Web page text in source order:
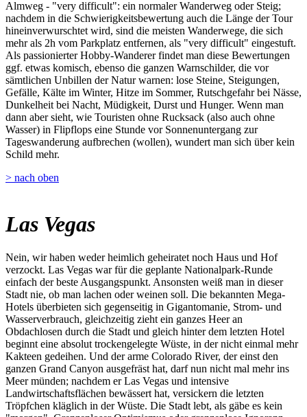
Almweg - "very difficult": ein normaler Wanderweg oder Steig;
nachdem in die Schwierigkeitsbewertung auch die Länge der Tour
hineinverwurschtet wird, sind die meisten Wanderwege, die sich
mehr als 2h vom Parkplatz entfernen, als "very difficult" eingestuft.
Als passionierter Hobby-Wanderer findet man diese Bewertungen
ggf. etwas komisch, ebenso die ganzen Warnschilder, die vor
sämtlichen Unbillen der Natur warnen: lose Steine, Steigungen,
Gefälle, Kälte im Winter, Hitze im Sommer, Rutschgefahr bei Nässe,
Dunkelheit bei Nacht, Müdigkeit, Durst und Hunger. Wenn man
dann aber sieht, wie Touristen ohne Rucksack (also auch ohne
Wasser) in Flipflops eine Stunde vor Sonnenuntergang zur
Tageswanderung aufbrechen (wollen), wundert man sich über kein
Schild mehr.
> nach oben
Las Vegas
Nein, wir haben weder heimlich geheiratet noch Haus und Hof
verzockt. Las Vegas war für die geplante Nationalpark-Runde
einfach der beste Ausgangspunkt. Ansonsten weiß man in dieser
Stadt nie, ob man lachen oder weinen soll. Die bekannten Mega-
Hotels überbieten sich gegenseitig in Gigantomanie, Strom- und
Wasserverbrauch, gleichzeitig zieht ein ganzes Heer an
Obdachlosen durch die Stadt und gleich hinter dem letzten Hotel
beginnt eine absolut trockengelegte Wüste, in der nicht einmal mehr
Kakteen gedeihen. Und der arme Colorado River, der einst den
ganzen Grand Canyon ausgefräst hat, darf nun nicht mal mehr ins
Meer münden; nachdem er Las Vegas und intensive
Landwirtschaftsflächen bewässert hat, versickern die letzten
Tröpfchen kläglich in der Wüste. Die Stadt lebt, als gäbe es kein